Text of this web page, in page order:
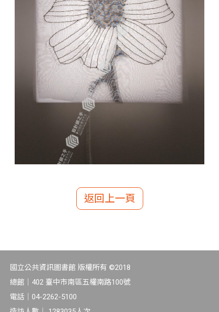
返回上一頁
國立公共資訊圖書館 版權所有 ©2018
總館｜ 402 臺中市南區五權南路100號
電話｜ 04-2262-5100